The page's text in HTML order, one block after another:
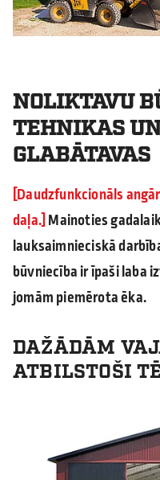
NOLIKTAVU
TEHNIKAS
GLABĀTAVAS
Daudzfunkcionāls
daļa. Mainoties
lauksaimnieciskā
būvniecība ir īpaši laba
jomām piemērota ēka.
DAŽĀDĀM
ATBILSTOŠI